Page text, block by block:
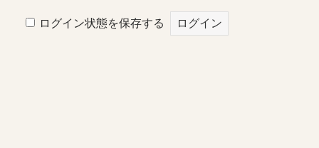
ログイン状態を保存する